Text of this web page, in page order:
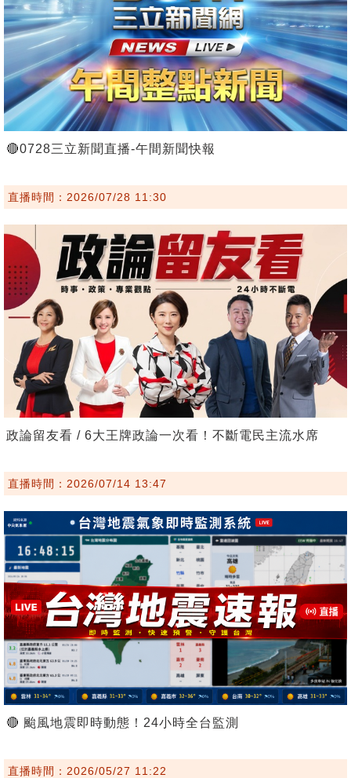
🔴0728三立新聞直播-午間新聞快報
直播時間：2026/07/28 11:30
政論留友看 / 6大王牌政論一次看！不斷電民主流水席
直播時間：2026/07/14 13:47
🔴 颱風地震即時動態！24小時全台監測
直播時間：2026/05/27 11:22